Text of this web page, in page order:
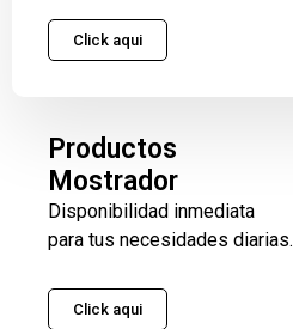
Click aqui
Productos
Mostrador
Disponibilidad inmediata
para tus necesidades diarias.
Click aqui